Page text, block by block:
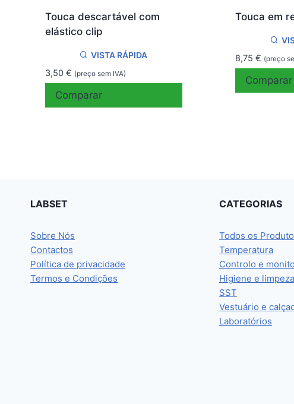
Touca descartável com
elástico clip
VISTA RÁPIDA
3,50 € (preço sem IVA)
Comparar
Touca em
8,75 € (preço
Comparar
LABSET
Sobre Nós
Contactos
Política de privacidade
Termos e Condições
CATEGORIAS
Todos os
Temperatura
Controlo e
Higiene e limpeza
SST
Vestuário e
Laboratórios